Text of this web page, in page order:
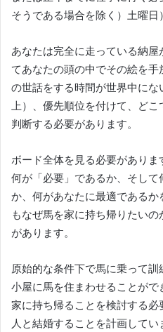
そうである場合を除く） 土曜日
あなたは完全に走っている納
てあなたの頭の中でその絵を手
の世話をする時間が世界中に
上）、優先順位を付けて、ど
判断する必要があります。
ボード全体を見る必要がありま
何が「必要」であるか、そし
か、何があなたに最適であるか
もなぜ馬を家に持ち帰りたい
があります。
原始的な条件下で馬に乗って
小屋に馬を住まわせることがで
家に持ち帰ることを検討する
人と結婚することを計画してい